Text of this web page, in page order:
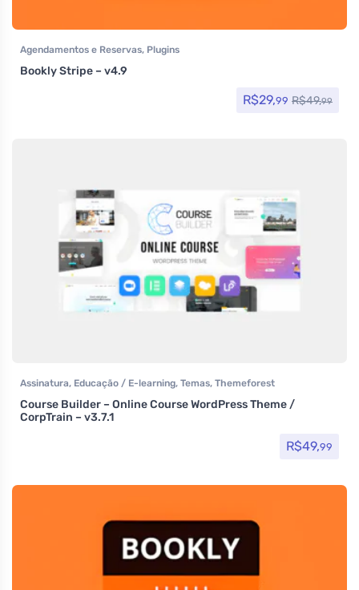
Agendamentos e Reservas, Plugins
Bookly Stripe – v4.9
R$29,99 R$49,99
Assinatura, Educação / E-learning, Temas, Themeforest
Course Builder – Online Course WordPress Theme /
CorpTrain – v3.7.1
R$49,99